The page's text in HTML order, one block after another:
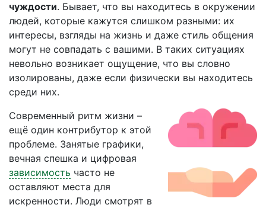
чуждости. Бывает, что вы находитесь в окружении
людей, которые кажутся слишком разными: их
интересы, взгляды на жизнь и даже стиль общения
могут не совпадать с вашими. В таких ситуациях
невольно возникает ощущение, что вы словно
изолированы, даже если физически вы находитесь
среди них.
Современный ритм жизни –
ещё один контрибутор к этой
проблеме. Занятые графики,
вечная спешка и цифровая
зависимость часто не
оставляют места для
искренности. Люди смотрят в